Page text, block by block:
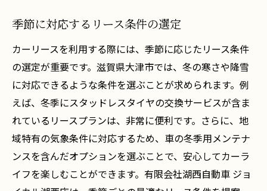
地元に最適なカーリースの選び方指南
地元密着型のカーリースが提供する安心感とは
湖西自動車の信頼性と実績
地域に密着したサポート体制
地元住民の声を反映したサービス
安心のアフターサービスとその内容
地域の特性を知るスタッフの重要性
リース契約後の安心感を得るためのポイン
季節に対応するリース条件の選定
カーリースを利用する際には、季節に応じたリース条件
の選定が重要です。滋賀県大津市では、冬の寒さや降雪
に対応できるような条件を選ぶことが求められます。例
えば、冬季にスタッドレスタイヤの交換サービスが含ま
れているリースプランは、非常に便利です。さらに、地
域特有の気象条件に対応するため、車の冬季用メンテナ
ンスを含んだオプションを選ぶことで、安心してカーラ
イフを楽しむことができます。有限会社湖西自動車 ジョ